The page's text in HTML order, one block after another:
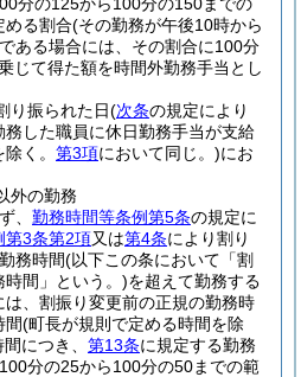
める割合(その勤務が午後10時から
ある場合には、その割合に100分
じて得た額を時間外勤務手当とし
り振られた日(次条の規定により
した職員に休日勤務手当が支給
く。 第3項において同じ。)にお
外の勤務
、 勤務時間等条例第5条の規定に
第3条第2項又は第4条により割り
務時間(以下この条において「割
間」という。)を超えて勤務する
は、割振り変更前の正規の勤務時
間(町長が規則で定める時間を除
につき、 第13条に規定する勤務
分の25から100分の50までの範